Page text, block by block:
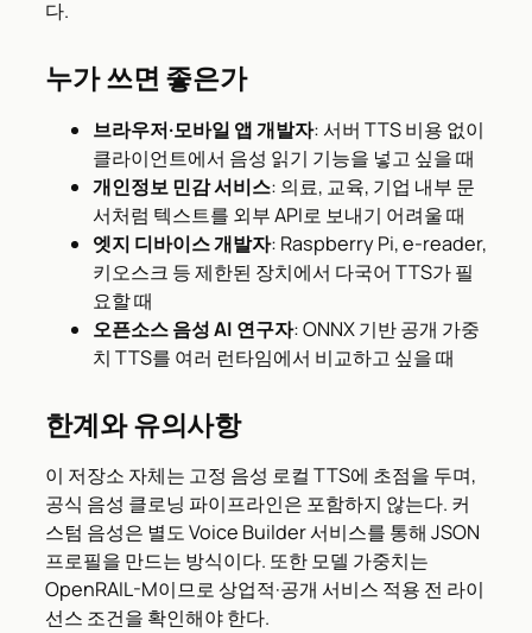
다.
누가 쓰면 좋은가
브라우저·모바일 앱 개발자: 서버 TTS 비용 없이
클라이언트에서 음성 읽기 기능을 넣고 싶을 때
개인정보 민감 서비스: 의료, 교육, 기업 내부 문
서처럼 텍스트를 외부 API로 보내기 어려울 때
엣지 디바이스 개발자: Raspberry Pi, e-reader,
키오스크 등 제한된 장치에서 다국어 TTS가 필
요할 때
오픈소스 음성 AI 연구자: ONNX 기반 공개 가중
치 TTS를 여러 런타임에서 비교하고 싶을 때
한계와 유의사항
이 저장소 자체는 고정 음성 로컬 TTS에 초점을 두며,
공식 음성 클로닝 파이프라인은 포함하지 않는다. 커
스텀 음성은 별도 Voice Builder 서비스를 통해 JSON
프로필을 만드는 방식이다. 또한 모델 가중치는
OpenRAIL-M이므로 상업적·공개 서비스 적용 전 라이
선스 조건을 확인해야 한다.